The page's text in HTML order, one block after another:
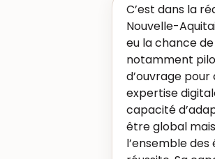
C’est dans la
Nouvelle-
eu la chance
notamment
d’ouvrage
expertise
capacité
être global
l’ensemble